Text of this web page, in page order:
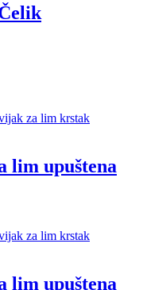
za lim krstak
lim upuštena
za lim krstak
lim upuštena